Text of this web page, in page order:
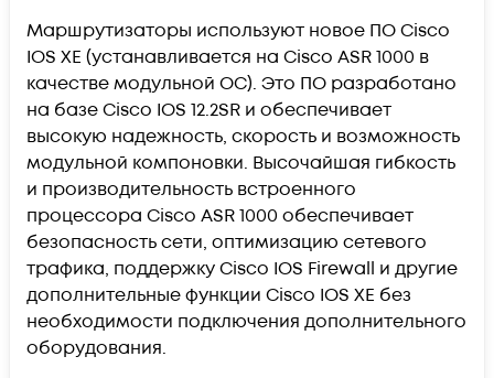
Маршрутизаторы используют новое ПО Cisco
IOS XE (устанавливается на Cisco ASR 1000 в
качестве модульной ОС). Это ПО разработано
на базе Cisco IOS 12.2SR и обеспечивает
высокую надежность, скорость и возможность
модульной компоновки. Высочайшая гибкость
и производительность встроенного
процессора Cisco ASR 1000 обеспечивает
безопасность сети, оптимизацию сетевого
трафика, поддержку Cisco IOS Firewall и другие
дополнительные функции Cisco IOS XE без
необходимости подключения дополнительного
оборудования.